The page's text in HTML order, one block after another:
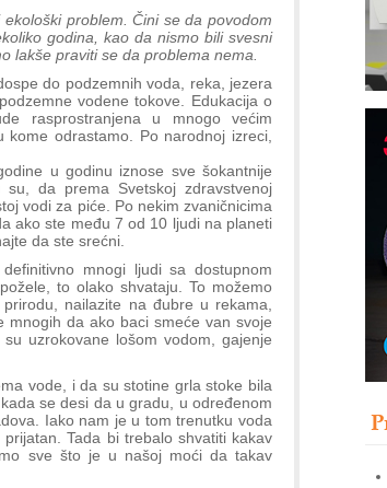
problem. Čini se da povodom
godina, kao da nismo bili svesni
lakše praviti se da problema nema.
do podzemnih voda, reka, jezera
vodene tokove. Edukacija o
rasprostranjena u mnogo većim
odrastamo. Po narodnoj izreci,
u godinu iznose sve šokantnije
da prema Svetskoj zdravstvenoj
vodi za piće. Po nekim zvaničnicima
ako ste među 7 od 10 ljudi na planeti
da ste srećni.
mnogi ljudi sa dostupnom
to olako shvataju. To možemo
nailazite na đubre u rekama,
mnogih da ako baci smeće van svoje
uzrokovane lošom vodom, gajenje
vode, i da su stotine grla stoke bila
se desi da u gradu, u određenom
Iako nam je u tom trenutku voda
Tada bi trebalo shvatiti kakav
sve što je u našoj moći da takav